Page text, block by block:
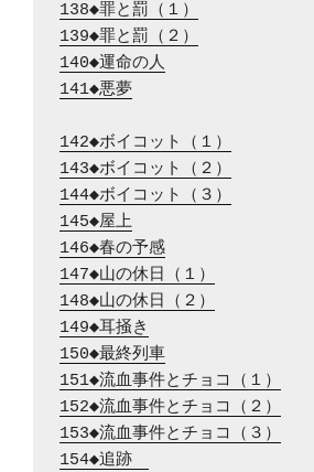
138◆罪と罰（１）
139◆罪と罰（２）
140◆運命の人
141◆悪夢
142◆ボイコット（１）
143◆ボイコット（２）
144◆ボイコット（３）
145◆屋上
146◆春の予感
147◆山の休日（１）
148◆山の休日（２）
149◆耳掻き
150◆最終列車
151◆流血事件とチョコ（１）
152◆流血事件とチョコ（２）
153◆流血事件とチョコ（３）
154◆追跡